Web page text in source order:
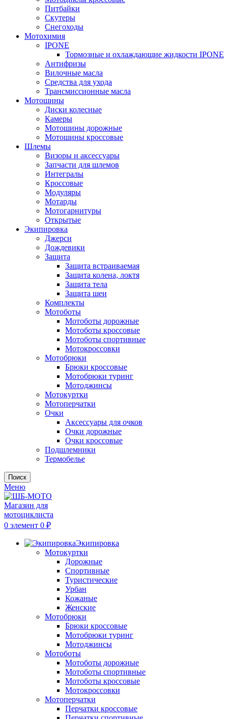
Питбайки
Скутеры
Снегоходы
Мотохимия
IPONE
Тормозные и охлаждающие жидкости IPONE
Антифризы
Вилочные масла
Средства для ухода
Трансмиссионные масла
Мотошины
Диски колесные
Камеры
Мотошины дорожные
Мотошины кроссовые
Шлемы
Визоры и аксессуары
Запчасти для шлемов
Интегралы
Кроссовые
Модуляры
Мотарды
Мотогарнитуры
Открытые
Экипировка
Джерси
Дождевики
Защита
Защита встраиваемая
Защита колена, локтя
Защита тела
Защита шеи
Комплекты
Мотоботы
Мотоботы дорожные
Мотоботы кроссовые
Мотоботы спортивные
Мотокроссовки
Мотобрюки
Брюки кроссовые
Мотобрюки туринг
Мотоджинсы
Мотокуртки
Мотоперчатки
Очки
Аксессуары для очков
Очки дорожные
Очки кроссовые
Подшлемники
Термобелье
Поиск
Меню
0 элемент 0 ₽
Экипировка
Мотокуртки
Дорожные
Спортивные
Туристические
Урбан
Кожаные
Женские
Мотобрюки
Брюки кроссовые
Мотобрюки туринг
Мотоджинсы
Мотоботы
Мотоботы дорожные
Мотоботы спортивные
Мотоботы кроссовые
Мотокроссовки
Мотоперчатки
Перчатки кроссовые